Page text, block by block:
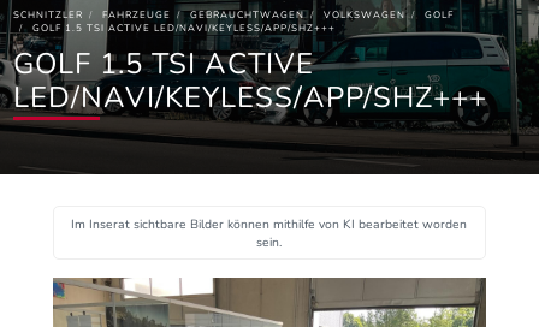
EU Data Act
SCHNITZLER FAHRZEUGE GEBRAUCHTWAGEN VOLKSWAGEN
GOLF
GOLF 1.5 TSI ACTIVE LED/NAVI/KEYLESS/APP/SHZ+++
GOLF 1.5 TSI ACTIVE
LED/NAVI/KEYLESS/APP/SHZ+++
Im Inserat sichtbare Bilder können mithilfe von KI bearbeitet worden
sein.